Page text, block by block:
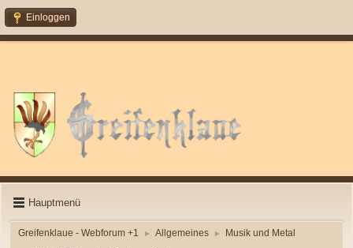
Einloggen
Hauptmenü
Greifenklaue - Webforum +1 ► Allgemeines ► Musik und Metal